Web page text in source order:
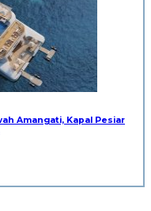
Amangati, Kapal Pesiar